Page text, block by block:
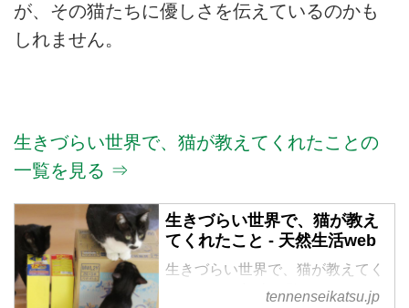
が、その猫たちに優しさを伝えているのかも
しれません。
生きづらい世界で、猫が教えてくれたことの
一覧を見る ⇒
生きづらい世界で、猫が教え
てくれたこと - 天然生活web
生きづらい世界で、猫が教えてく
れたこと の記事一覧tennenseikatsu.jp